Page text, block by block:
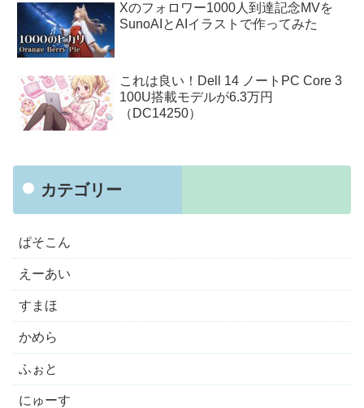
Xのフォロワー1000人到達記念MVを
SunoAIとAIイラストで作ってみた
これは良い！Dell 14 ノートPC Core 3
100U搭載モデルが6.3万円
（DC14250）
カテゴリー
ぱそこん
えーあい
すまほ
かめら
ふぉと
にゅーす